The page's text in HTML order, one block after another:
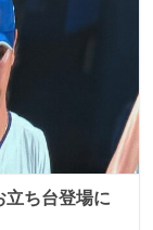
立ち台登場に